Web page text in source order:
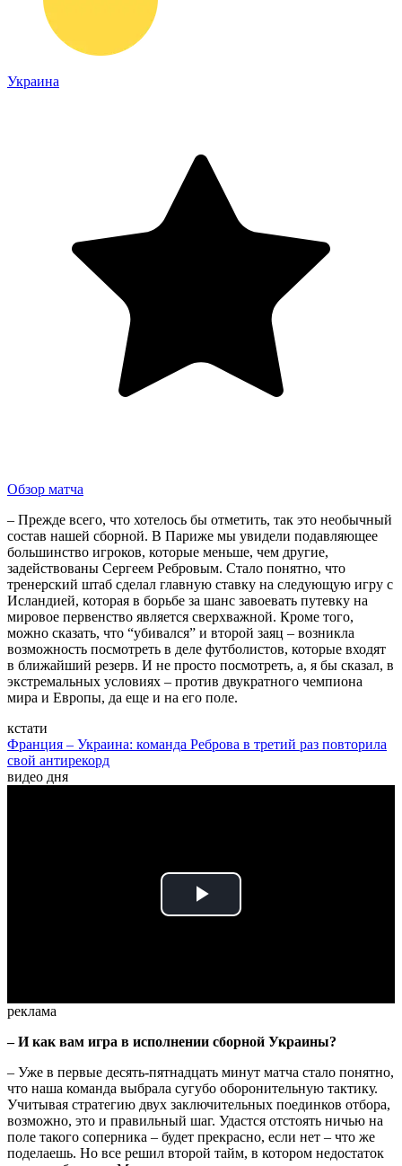
Украина
Обзор матча
– Прежде всего, что хотелось бы отметить, так это необычный
состав нашей сборной. В Париже мы увидели подавляющее
большинство игроков, которые меньше, чем другие,
задействованы Сергеем Ребровым. Стало понятно, что
тренерский штаб сделал главную ставку на следующую игру с
Исландией, которая в борьбе за шанс завоевать путевку на
мировое первенство является сверхважной. Кроме того,
можно сказать, что “убивался” и второй заяц – возникла
возможность посмотреть в деле футболистов, которые входят
в ближайший резерв. И не просто посмотреть, а, я бы сказал, в
экстремальных условиях – против двукратного чемпиона
мира и Европы, да еще и на его поле.
кстати
Франция – Украина: команда Реброва в третий раз повторила
свой антирекорд
видео дня
Play
реклама
– И как вам игра в исполнении сборной Украины?
– Уже в первые десять-пятнадцать минут матча стало понятно,
что наша команда выбрала сугубо оборонительную тактику.
Учитывая стратегию двух заключительных поединков отбора,
возможно, это и правильный шаг. Удастся отстоять ничью на
поле такого соперника – будет прекрасно, если нет – что же
поделаешь. Но все решил второй тайм, в котором недостаток